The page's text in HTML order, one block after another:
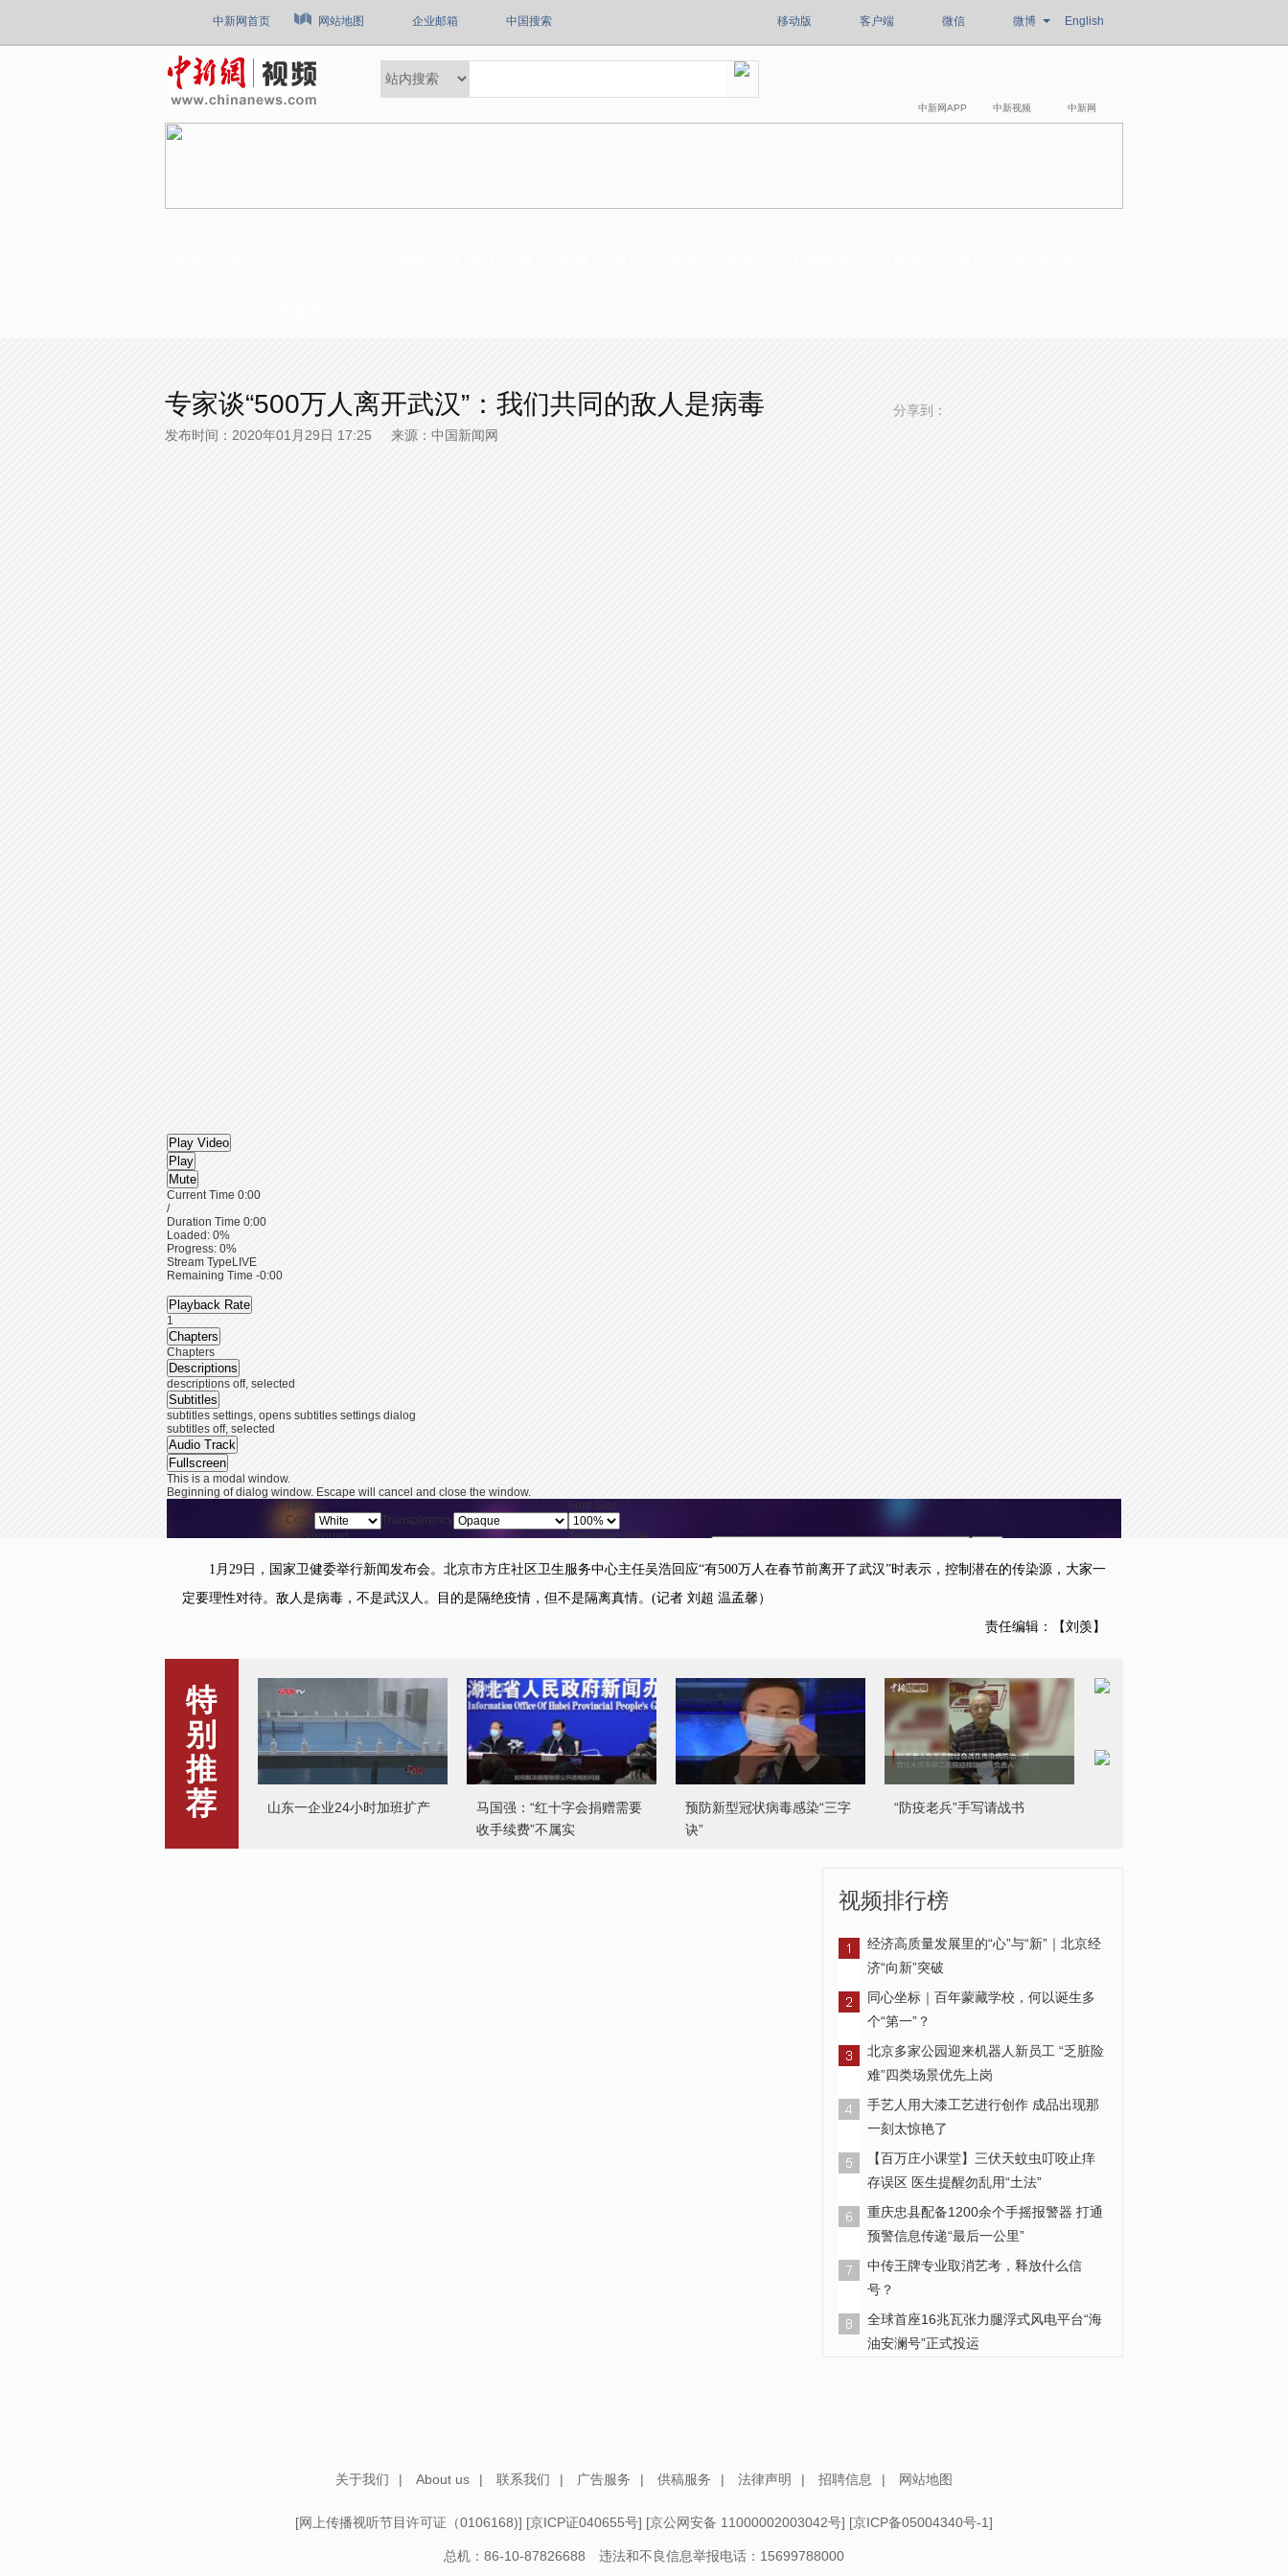
中新网首页 网站地图 企业邮箱 中国搜索 移动版 客户端 微信 微博 English
中新网APP 中新视频 中新网
专家谈“500万人离开武汉”：我们共同的敌人是病毒
发布时间：2020年01月29日 17:25 来源：中国新闻网
分享到：
Play Video
Play
Mute
Current Time 0:00
/
Duration Time 0:00
Loaded : 0%
Progress: 0%
Stream Type LIVE
Remaining Time -0:00
Playback Rate
1
Chapters
Chapters
Descriptions
descriptions off, selected
Subtitles
subtitles settings, opens subtitles settings dialog
subtitles off, selected
Audio Track
Fullscreen
This is a modal window.
Beginning of dialog window. Escape will cancel and close the window.
Text
Color
Transparency
Background
Window
Font Size
Text Edge Style
Font Family
End of dialog window.
1月29日，国家卫健委举行新闻发布会。北京市方庄社区卫生服务中心主任吴浩回应“有500万人在春节前离开了武汉”时表示，控制潜在的传染源，大家一
定要理性对待。敌人是病毒，不是武汉人。目的是隔绝疫情，但不是隔离真情。(记者 刘超 温孟馨）
责任编辑：【刘羡】
特
别
推
荐
山东一企业24小时加班扩产
马国强：“红十字会捐赠需要
收手续费”不属实
预防新型冠状病毒感染“三字
“防疫老兵”手写请战书
奋斗在一线的火神山医院党视频排行榜
经济高质量发展里的“心”与“新”｜北京经
济“向新”突破
同心坐标｜百年蒙藏学校，何以诞生多
个“第一”？
北京多家公园迎来机器人新员工 “乏脏险
难”四类场景优先上岗
手艺人用大漆工艺进行创作 成品出现那
一刻太惊艳了
【百万庄小课堂】三伏天蚊虫叮咬止痒
存误区 医生提醒勿乱用“土法”
重庆忠县配备1200余个手摇报警器 打通
预警信息传递“最后一公里”
中传王牌专业取消艺考，释放什么信
号？
全球首座16兆瓦张力腿浮式风电平台“海
油安澜号”正式投运
关于我们
| About us | 联系我们 | 广告服务 | 供稿服务 | 法律声明 | 招聘信息 | 网站地图
[网上传播视听节目许可证（0106168)] [京ICP证040655号] [京公网安备 11000002003042号] [京ICP备05004340号-1]
总机：86-10-87826688 违法和不良信息举报电话：15699788000